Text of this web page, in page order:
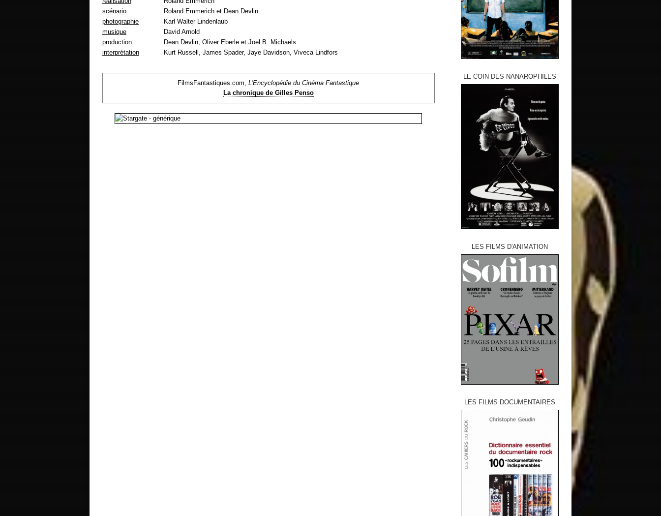
scénario
Roland Emmerich et Dean Devlin
photographie
Karl Walter Lindenlaub
musique
David Arnold
production
Dean Devlin, Oliver Eberle et Joel B. Michaels
interprétation
Kurt Russell, James Spader, Jaye Davidson, Viveca Lindfors
FilmsFantastiques.com,L'Encyclopédie du Cinéma Fantastique
La chronique de Gilles Penso
LE COIN DES NANAROPHILES
LES FILMS D'ANIMATION
LES FILMS DOCUMENTAIRES